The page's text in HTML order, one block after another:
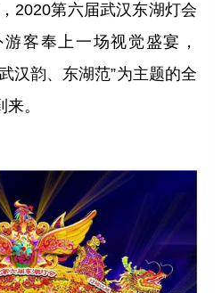
2020第六届武汉东湖灯会
客奉上一场视觉盛宴，
汉韵、东湖范”为主题的全
。